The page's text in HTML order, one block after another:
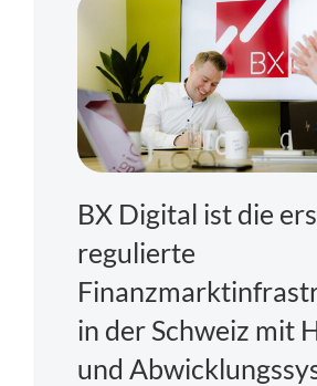
BX Digital ist die
regulierte
in der Schweiz mit
und